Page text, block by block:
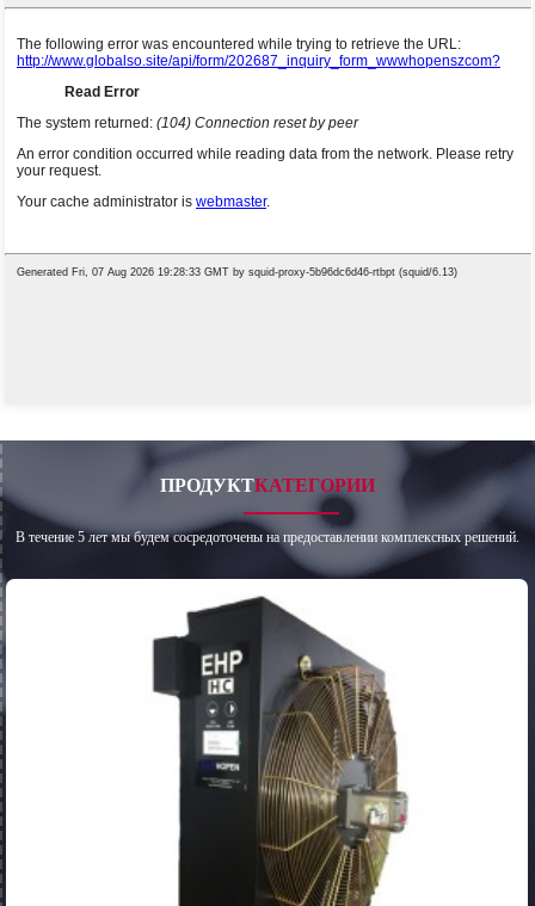
ПРОДУКТКАТЕГОРИИ
В течение 5 лет мы будем сосредоточены на предоставлении комплексных решений.